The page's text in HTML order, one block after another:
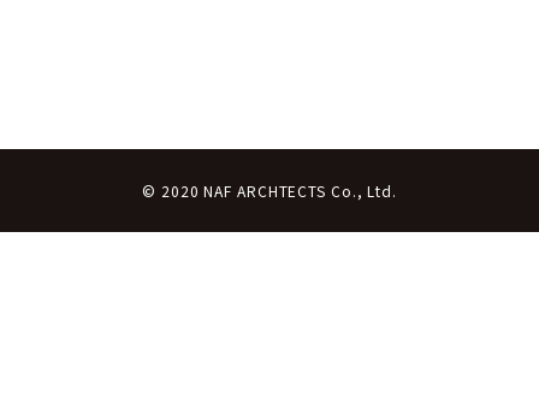
© 2020 NAF ARCHTECTS Co., Ltd.